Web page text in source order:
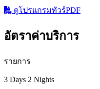
ดูโปรแกรมทัวร์PDF
อัตราค่าบริการ
รายการ
3 Days 2 Nights